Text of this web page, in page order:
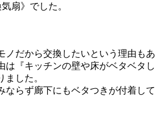
扇》でした。
ノだから交換したいという理由もあ
は『キッチンの壁や床がベタベタし
した。
らず廊下にもベタつきが付着して